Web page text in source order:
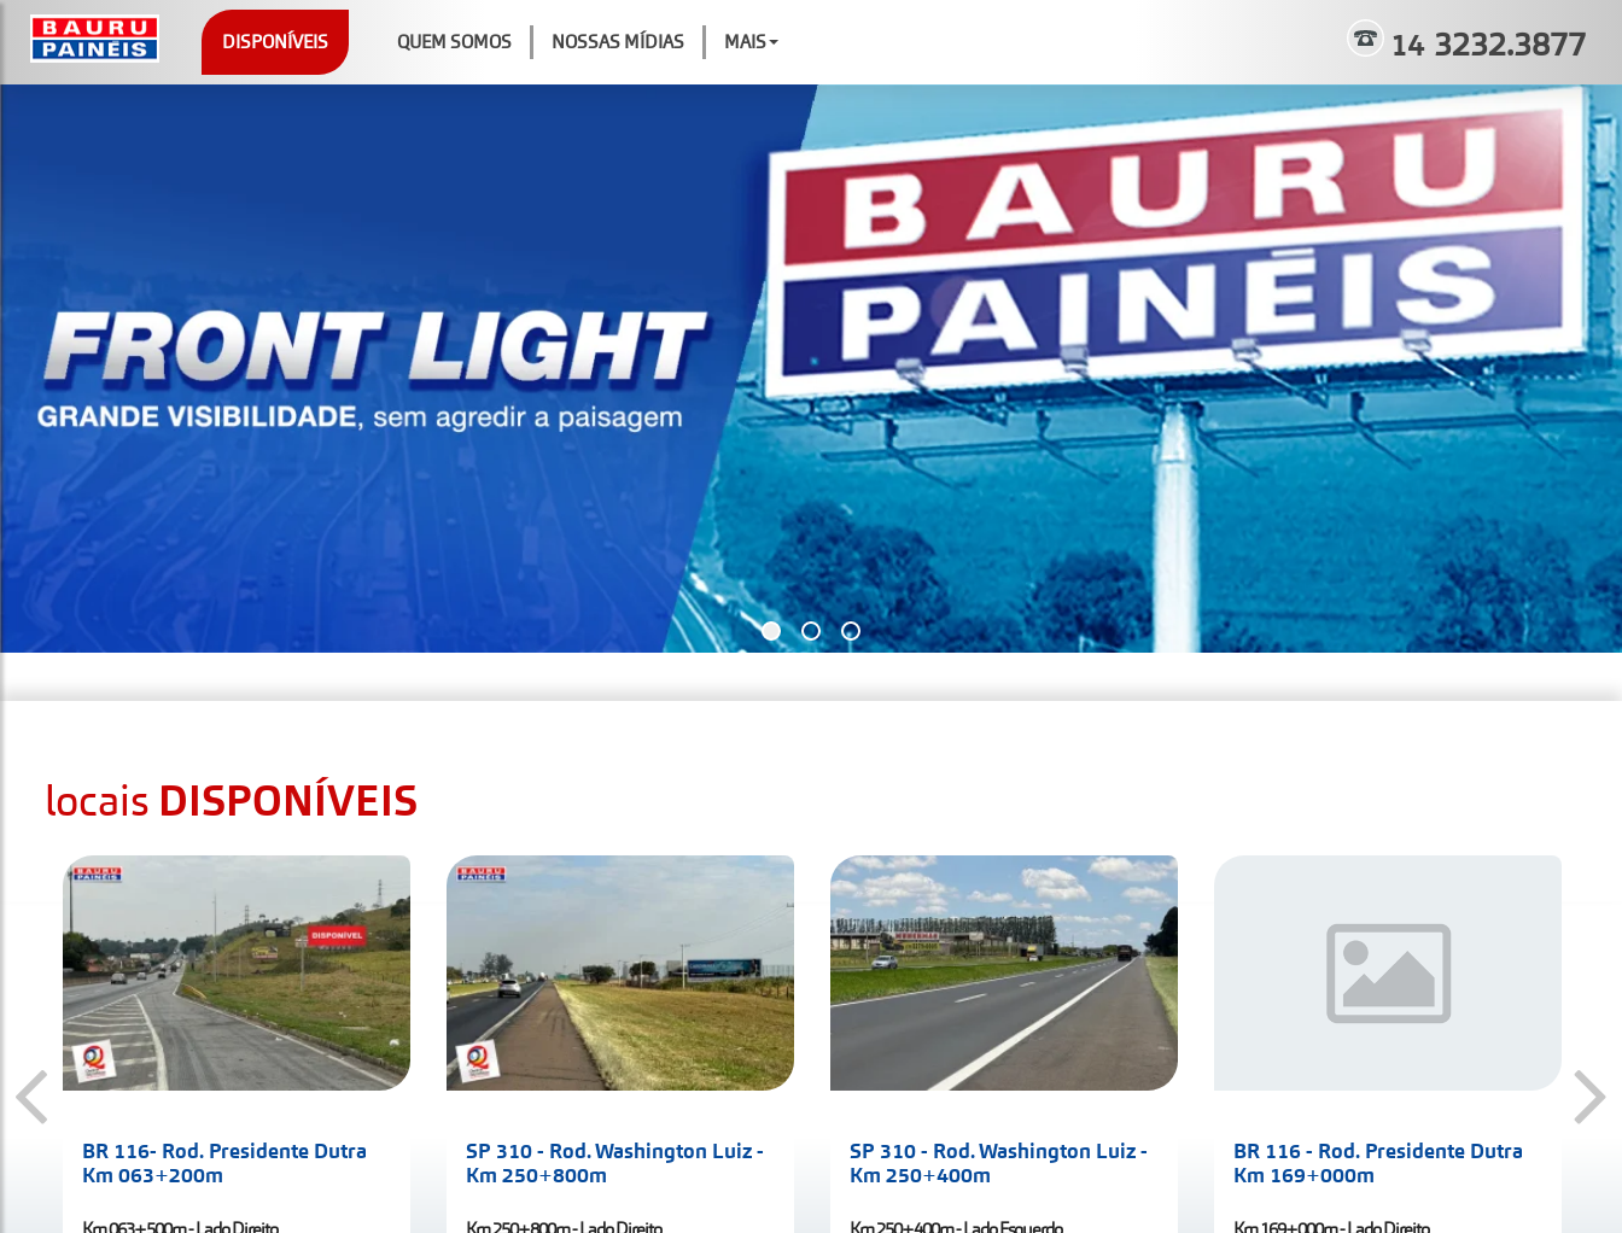
DISPONÍVEIS QUEM SOMOS NOSSAS MÍDIAS MAIS 14 3232.3877
locais DISPONÍVEIS
BR 116- Rod. Presidente Dutra
Km 063+200m
SP 310 - Rod. Washington Luiz -
Km 250+800m
SP 310 - Rod. Washington Luiz -
Km 250+400m
BR 116 - Rod. Presidente Dutra
Km 169+000m